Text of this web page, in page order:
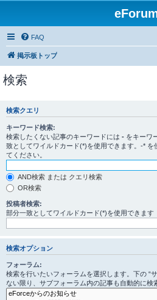
FAQ
掲示板トップ
検索
検索クエリ
キーワード検索:
検索したくない記事のキーワードには - をキーワ
致としてワイルドカード(*)を使用できます。-* を
てください。
AND検索 または クエリ検索
OR検索
投稿者検索:
部分一致としてワイルドカード(*)を使用できます
検索オプション
フォーラム:
検索を行いたいフォーラムを選択します。下の “
ない限り、サブフォーラム内の記事も自動的に検